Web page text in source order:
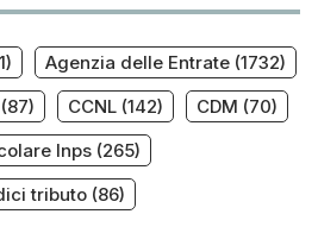
Agenzia delle Entrate (1732)
(87) CCNL (142) CDM (70)
Inps (265)
tributo (86)